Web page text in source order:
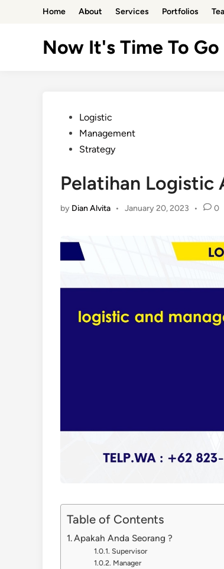
Home About Services Portfolios
Now It's Time To
PostedLogistic
Management
Strategy
Pelatihan Logistic
by Dian Alvita • January 20, 2023 • 0
Table of Contents
Apakah Anda Seorang ?
Supervisor
Manager